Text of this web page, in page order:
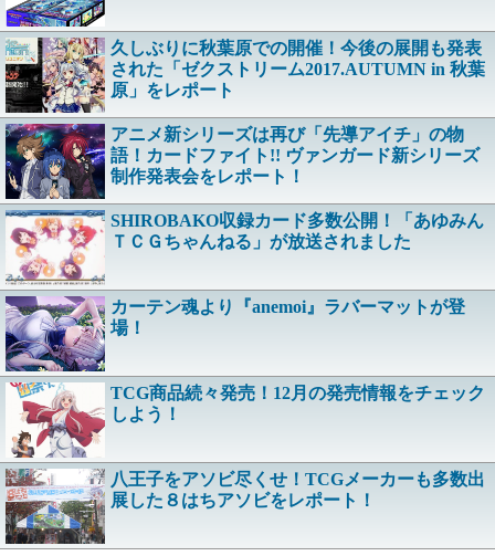
久しぶりに秋葉原での開催！今後の展開も発表
された「ゼクストリーム2017.AUTUMN in 秋葉
原」をレポート
アニメ新シリーズは再び「先導アイチ」の物
語！カードファイト!! ヴァンガード新シリーズ
制作発表会をレポート！
SHIROBAKO収録カード多数公開！「あゆみん
ＴＣＧちゃんねる」が放送されました
カーテン魂より『anemoi』ラバーマットが登
場！
TCG商品続々発売！12月の発売情報をチェック
しよう！
八王子をアソビ尽くせ！TCGメーカーも多数出
展した８はちアソビをレポート！